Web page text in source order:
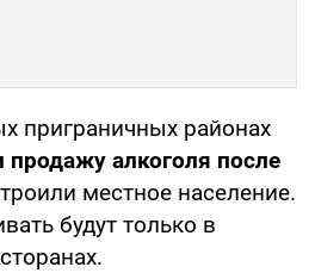
приграничных районах
продажу алкоголя после
местное население.
будут только в